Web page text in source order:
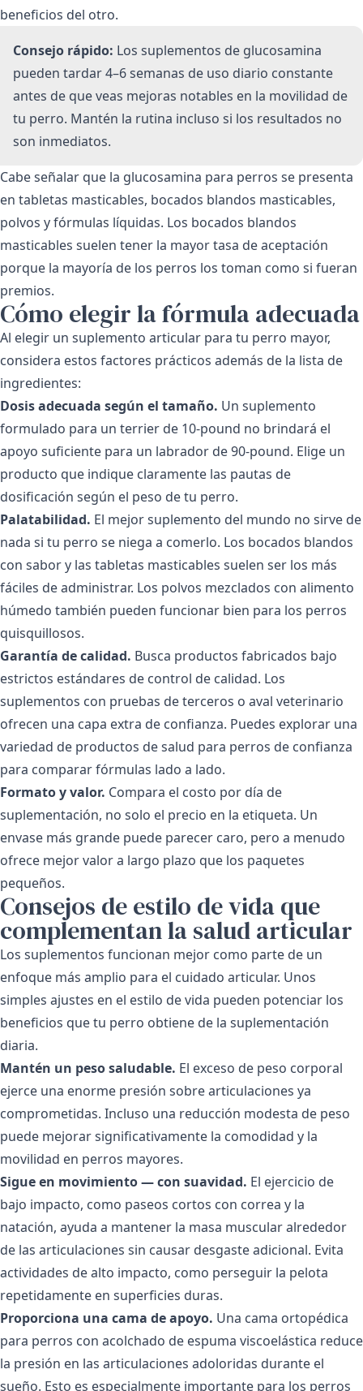
beneficios del otro.
Consejo rápido: Los suplementos de glucosamina
pueden tardar 4–6 semanas de uso diario constante
antes de que veas mejoras notables en la movilidad de
tu perro. Mantén la rutina incluso si los resultados no
son inmediatos.
Cabe señalar que la glucosamina para perros se presenta
en tabletas masticables, bocados blandos masticables,
polvos y fórmulas líquidas. Los bocados blandos
masticables suelen tener la mayor tasa de aceptación
porque la mayoría de los perros los toman como si fueran
premios.
Cómo elegir la fórmula adecuada
Al elegir un suplemento articular para tu perro mayor,
considera estos factores prácticos además de la lista de
ingredientes:
Dosis adecuada según el tamaño. Un suplemento
formulado para un terrier de 10-pound no brindará el
apoyo suficiente para un labrador de 90-pound. Elige un
producto que indique claramente las pautas de
dosificación según el peso de tu perro.
Palatabilidad. El mejor suplemento del mundo no sirve de
nada si tu perro se niega a comerlo. Los bocados blandos
con sabor y las tabletas masticables suelen ser los más
fáciles de administrar. Los polvos mezclados con alimento
húmedo también pueden funcionar bien para los perros
quisquillosos.
Garantía de calidad. Busca productos fabricados bajo
estrictos estándares de control de calidad. Los
suplementos con pruebas de terceros o aval veterinario
ofrecen una capa extra de confianza. Puedes explorar una
variedad de productos de salud para perros de confianza
para comparar fórmulas lado a lado.
Formato y valor. Compara el costo por día de
suplementación, no solo el precio en la etiqueta. Un
envase más grande puede parecer caro, pero a menudo
ofrece mejor valor a largo plazo que los paquetes
pequeños.
Consejos de estilo de vida que
complementan la salud articular
Los suplementos funcionan mejor como parte de un
enfoque más amplio para el cuidado articular. Unos
simples ajustes en el estilo de vida pueden potenciar los
beneficios que tu perro obtiene de la suplementación
diaria.
Mantén un peso saludable. El exceso de peso corporal
ejerce una enorme presión sobre articulaciones ya
comprometidas. Incluso una reducción modesta de peso
puede mejorar significativamente la comodidad y la
movilidad en perros mayores.
Sigue en movimiento — con suavidad. El ejercicio de
bajo impacto, como paseos cortos con correa y la
natación, ayuda a mantener la masa muscular alrededor
de las articulaciones sin causar desgaste adicional. Evita
actividades de alto impacto, como perseguir la pelota
repetidamente en superficies duras.
Proporciona una cama de apoyo. Una cama ortopédica
para perros con acolchado de espuma viscoelástica reduce
la presión en las articulaciones adoloridas durante el
sueño. Esto es especialmente importante para los perros